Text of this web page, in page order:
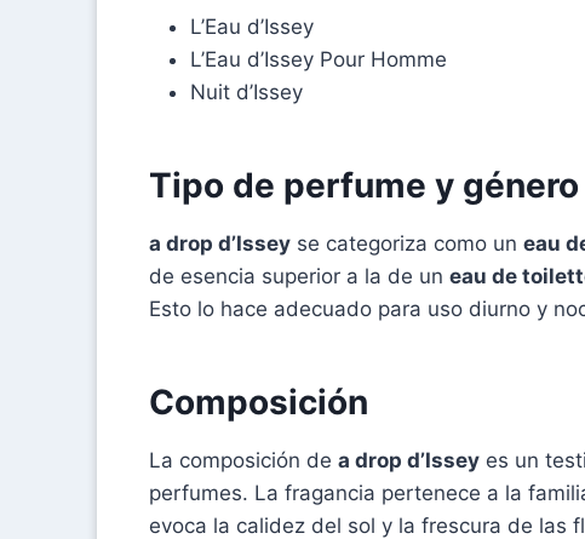
L’Eau d’Issey
L’Eau d’Issey Pour Homme
Nuit d’Issey
Tipo de perfume y género
a drop d’Issey se categoriza como un eau
de esencia superior a la de un eau de
Esto lo hace adecuado para uso diurno y
Composición
La composición de a drop d’Issey es un
perfumes. La fragancia pertenece a la
evoca la calidez del sol y la frescura de las